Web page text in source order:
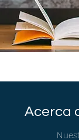
Acerca